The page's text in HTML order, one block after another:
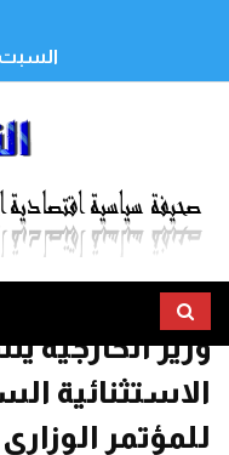
السبت 8 أغسطس 2026
وزير الخارجية
الاستثنائية
للمؤتمر